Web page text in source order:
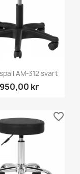
AM-312 svart
950,00 kr
favorite_border